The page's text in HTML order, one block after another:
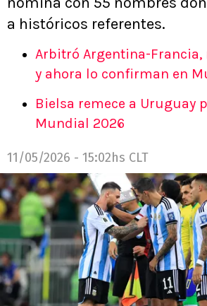
a históricos referentes.
Arbitró Argentina-Francia,
y ahora lo confirman en
Bielsa remece a Uruguay
Mundial 2026
11/05/2026 - 15:02hs CLT